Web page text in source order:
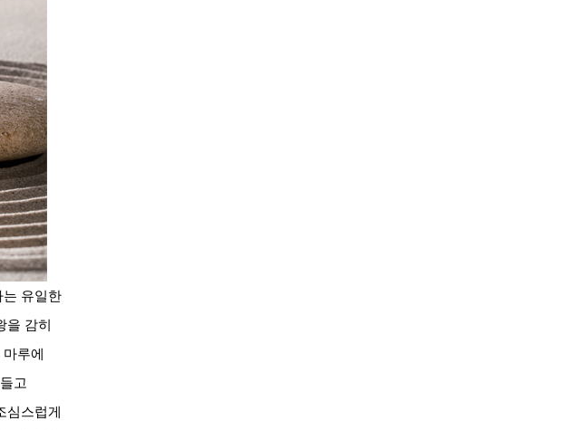
는 유일한
을 감히
루에
고
심스럽게